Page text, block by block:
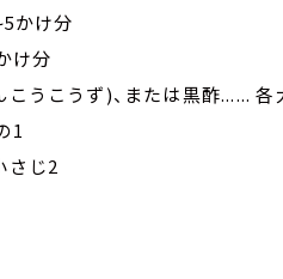
かけ分
け分
こうこうず)、または黒酢......
1
さじ2